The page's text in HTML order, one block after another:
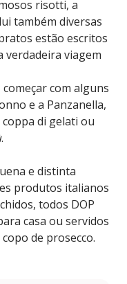
risotti, a
também diversas
estão escritos
viagem
com alguns
e a Panzanella,
di gelati ou
.
e distinta
produtos italianos
todos DOP
casa ou servidos
de prosecco.